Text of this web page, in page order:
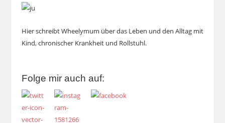
Hier schreibt Wheelymum über das Leben und den Alltag mit
Kind, chronischer Krankheit und Rollstuhl.
Folge mir auch auf: